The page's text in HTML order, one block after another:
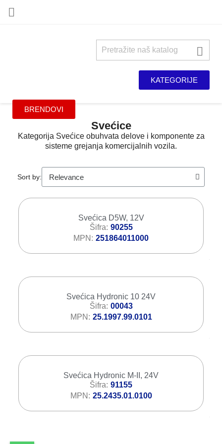


KATEGORIJE
BRENDOVI
Svećice
Kategorija Svećice obuhvata delove i komponente za
sisteme grejanja komercijalnih vozila.
Sort by:
Svećica D5W, 12V
Šifra 90255
MPN
251864011000
Svećica Hydronic 10 24V
Šifra 00043
MPN
25.1997.99.0101
Svećica Hydronic M-II, 24V
Šifra 91155
MPN
25.2435.01.0100